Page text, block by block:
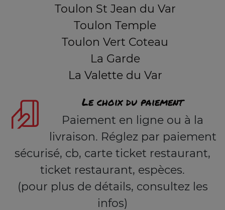
Toulon St Jean du Var
Toulon Temple
Toulon Vert Coteau
La Garde
La Valette du Var
Le choix du paiement
Paiement en ligne ou à la
livraison. Réglez par paiement
sécurisé, cb, carte ticket restaurant,
ticket restaurant, espèces.
(pour plus de détails, consultez les
infos)